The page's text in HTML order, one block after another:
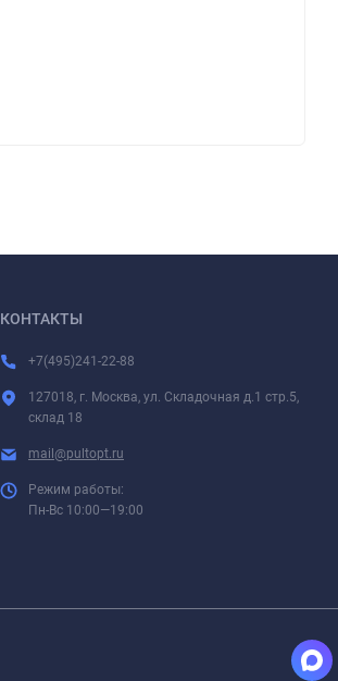
КОНТАКТЫ
+7(495)241-22-88
127018, г. Москва, ул. Складочная д.1 стр.5,
склад 18
mail@pultopt.ru
Режим работы:
Пн-Вс 10:00—19:00